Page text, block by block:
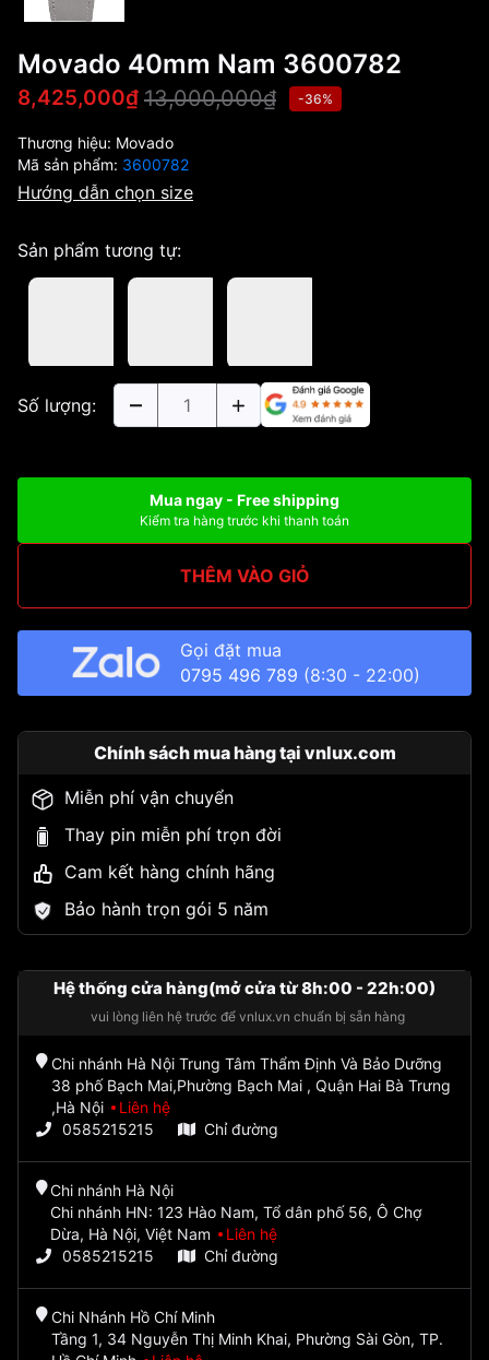
Movado 40mm Nam 3600782
8,425,000₫ 13,000,000₫ -36%
Thương hiệu: Movado
Mã sản phẩm: 3600782
Hướng dẫn chọn size
Sản phẩm tương tự:
Số lượng:
Mua ngay - Free shipping
Kiểm tra hàng trước khi thanh toán
THÊM VÀO GIỎ
Gọi đặt mua
0795 496 789 (8:30 - 22:00)
Chính sách mua hàng tại vnlux.com
Miễn phí vận chuyển
Thay pin miễn phí trọn đời
Cam kết hàng chính hãng
Bảo hành trọn gói 5 năm
Hệ thống cửa hàng(mở cửa từ 8h:00 - 22h:00)
vui lòng liên hệ trước để vnlux.vn chuẩn bị sẵn hàng
Chi nhánh Hà Nội Trung Tâm Thẩm Định Và Bảo Dưỡng
38 phố Bạch Mai,Phường Bạch Mai , Quận Hai Bà Trưng
,Hà Nội
Liên hệ
0585215215
Chỉ đường
Chi nhánh Hà Nội
Chi nhánh HN: 123 Hào Nam, Tổ dân phố 56, Ô Chợ
Dừa, Hà Nội, Việt Nam
Liên hệ
0585215215
Chỉ đường
Chi Nhánh Hồ Chí Minh
Tầng 1, 34 Nguyễn Thị Minh Khai, Phường Sài Gòn, TP.